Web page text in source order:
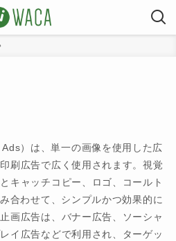
）は、単一の画像を使用した広
刷広告で広く使用されます。視覚
キャッチコピー、ロゴ、コールト
合わせて、シンプルかつ効果的に
画広告は、バナー広告、ソーシャ
イ広告などで利用され、ターゲッ